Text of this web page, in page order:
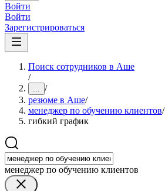
Войти
Войти
Зарегистрироваться
Поиск сотрудников в Аше
/
... /
резюме в Аше/
менеджер по обучению клиентов/
гибкий график
менеджер по обучению клиентов